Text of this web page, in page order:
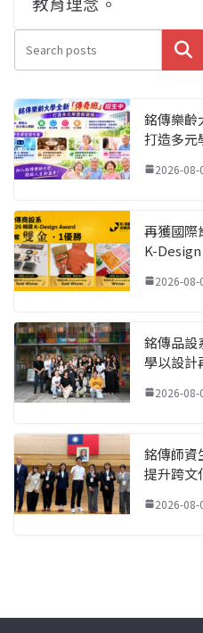
搜尋
銘傳樂齡
打造多元
2026-08-
再獲國際
K-
2026-08-
銘傳品設
學以設計
2026-08-
銘傳師資
提升跨文
2026-08-